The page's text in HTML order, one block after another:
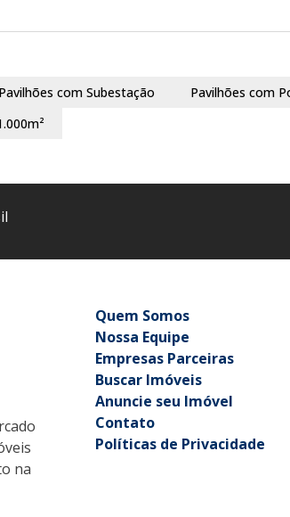
Pavilhões com Subestação
Pavilhões com
na
Quem Somos
Nossa Equipe
Empresas Parceiras
Buscar Imóveis
Anuncie seu Imóvel
Contato
Políticas de Privacidade